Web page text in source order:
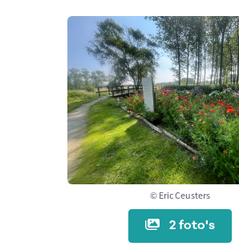
© Eric Ceusters
2 foto's